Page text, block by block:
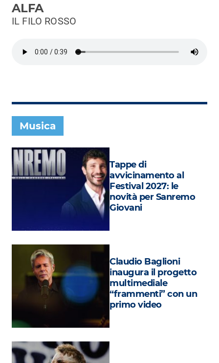
Radio Subasio +
Radio Suby
Foto
Speciali
Oroscopo
Radio Subasio Music Club
Sanremo 2026
News
Musica
Cultura
Attualità
Costume
Extra
Eventi
ALFA
IL FILO ROSSO
Musica
Tappe di
avvicinamento al
Festival 2027: le
novità per Sanremo
Giovani
Claudio Baglioni
inaugura il progetto
multimediale
“frammenti” con un
primo video